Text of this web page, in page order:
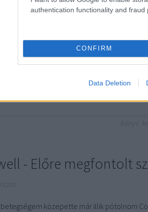
authentication functionality and
CONFIRM
Data Deletion
lehetőséget kihasználva jutottam
TOVÁBB
- Előre megfontolt
betegségem közepette már illik pótolnom